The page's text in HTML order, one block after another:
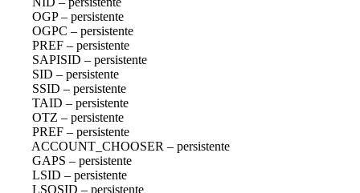
OGP – persistente
OGPC – persistente
PREF – persistente
SAPISID – persistente
SID – persistente
SSID – persistente
TAID – persistente
OTZ – persistente
PREF – persistente
ACCOUNT_CHOOSER – persistente
GAPS – persistente
LSID – persistente
LSOSID – persistente